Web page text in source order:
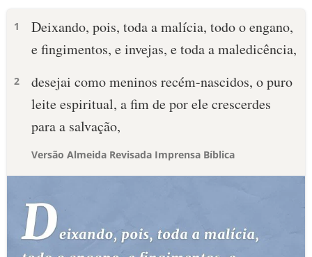
1
Deixando, pois, toda a malícia, todo o engano,
e fingimentos, e invejas, e toda a maledicência,
2
desejai como meninos recém-nascidos, o puro
leite espiritual, a fim de por ele crescerdes
para a salvação,
Versão Almeida Revisada Imprensa Bíblica